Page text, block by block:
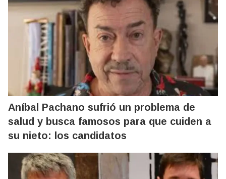
Aníbal Pachano sufrió un problema de
salud y busca famosos para que cuiden a
su nieto: los candidatos